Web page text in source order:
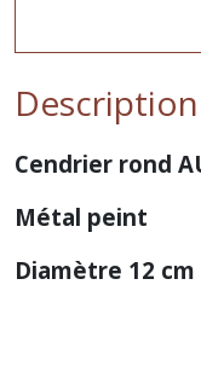
Description
Cendrier rond
Métal peint
Diamètre 12 cm